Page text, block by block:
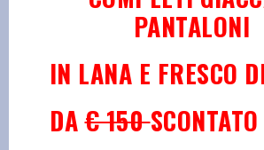
PANTALONI
IN LANA E FRESCO
DA€ 150